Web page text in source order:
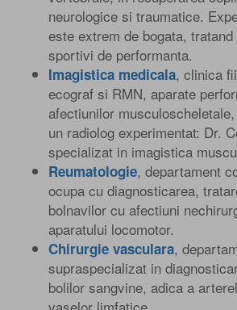
neurologice si traumatice.
este extrem de bogata,
sportivi de performanta.
Imagistica medicala, clinica
ecograf si RMN, aparate
afectiunilor
un radiolog experimentat: Dr.
specializat in imagistica
Reumatologie, departament
ocupa cu diagnosticarea,
bolnavilor cu afectiuni
aparatului locomotor.
Chirurgie vasculara,
supraspecializat in
bolilor sangvine, adica a